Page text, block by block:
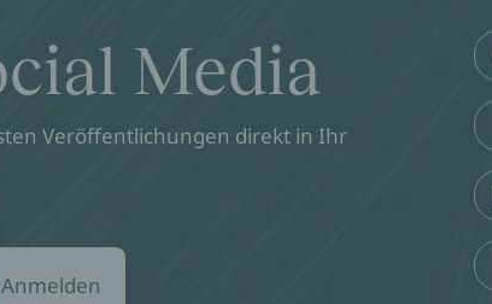
Media
Veröffentlichungen direkt in Ihr
Anmelden